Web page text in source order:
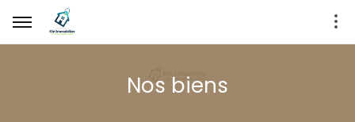
Nos biens